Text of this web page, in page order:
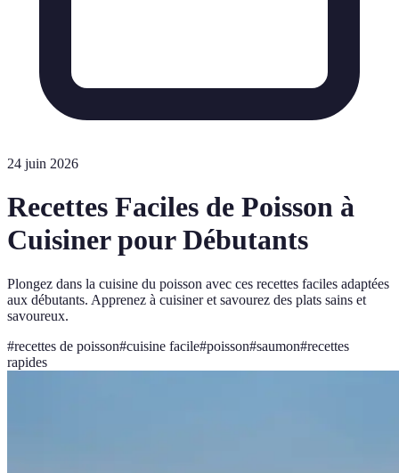
24 juin 2026
Recettes Faciles de Poisson à
Cuisiner pour Débutants
Plongez dans la cuisine du poisson avec ces recettes faciles adaptées
aux débutants. Apprenez à cuisiner et savourez des plats sains et
savoureux.
#recettes de poisson#cuisine facile#poisson#saumon#recettes
rapides